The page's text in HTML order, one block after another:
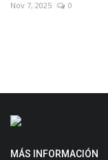
MÁS INFORMACIÓN